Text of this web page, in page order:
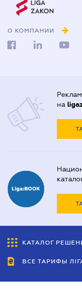
О КОМПАНИИ
на
КАТАЛОГ
ВСЕ ТАРИФЫ